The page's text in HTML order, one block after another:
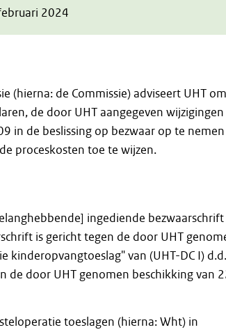
2024
(hierna: de Commissie) adviseert UHT om
de door UHT aangegeven
in de beslissing op bezwaar op te nemen
proceskosten toe te wijzen.
ingediende bezwaarschrift
is gericht tegen de door UHT
kinderopvangtoeslag" van (UHT-DC I) d.d.
de door UHT genomen beschikking van
toeslagen (hierna: Wht) in